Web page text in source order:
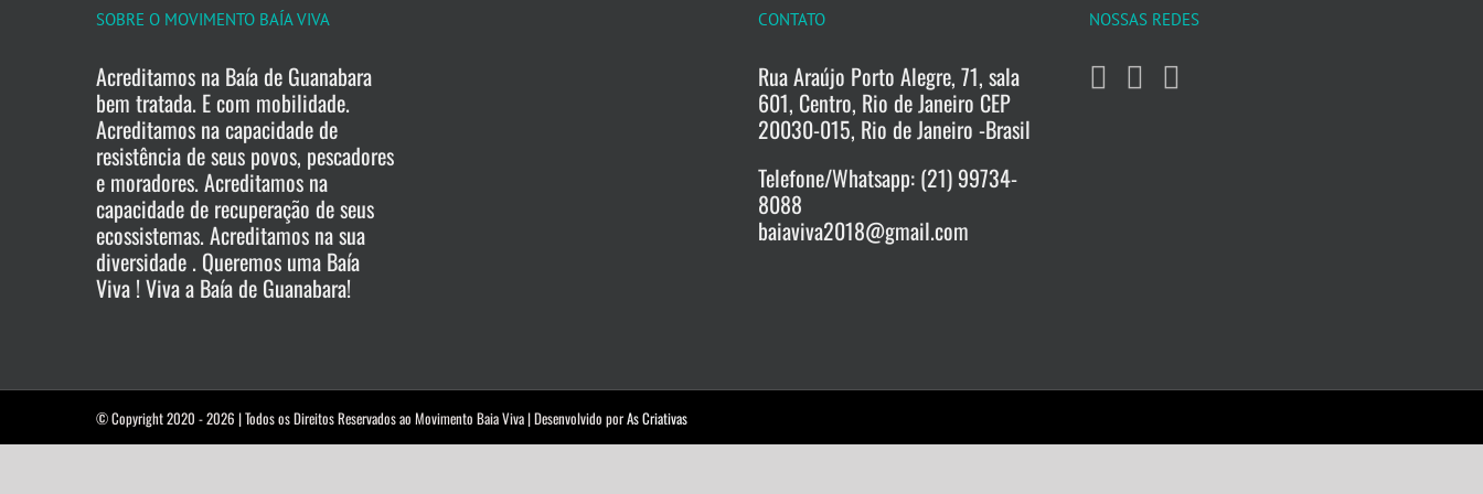
SOBRE O MOVIMENTO BAÍA VIVA
Acreditamos na Baía de Guanabara
bem tratada. E com mobilidade.
Acreditamos na capacidade de
resistência de seus povos, pescadores
e moradores. Acreditamos na
capacidade de recuperação de seus
ecossistemas. Acreditamos na sua
diversidade . Queremos uma Baía
Viva ! Viva a Baía de Guanabara!
CONTATO
Rua Araújo Porto Alegre, 71, sala
601, Centro, Rio de Janeiro CEP
20030-015, Rio de Janeiro -Brasil
Telefone/Whatsapp: (21) 99734-
8088
baiaviva2018@gmail.com
NOSSAS REDES
© Copyright 2020 -2026 | Todos os Direitos Reservados ao Movimento Baia Viva | Desenvolvido porAs Criativas